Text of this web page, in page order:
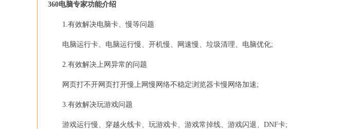
360电脑专家功能介绍
1.有效解决电脑卡、慢等问题
电脑运行卡、电脑运行慢、开机慢、网速慢、垃圾清理、电脑优化;
2.有效解决上网异常的问题
网页打不开网页打开慢上网慢网络不稳定浏览器卡慢网络加速;
3.有效解决玩游戏问题
游戏运行慢、穿越火线卡、玩游戏卡、游戏常掉线、游戏闪退、DNF卡;